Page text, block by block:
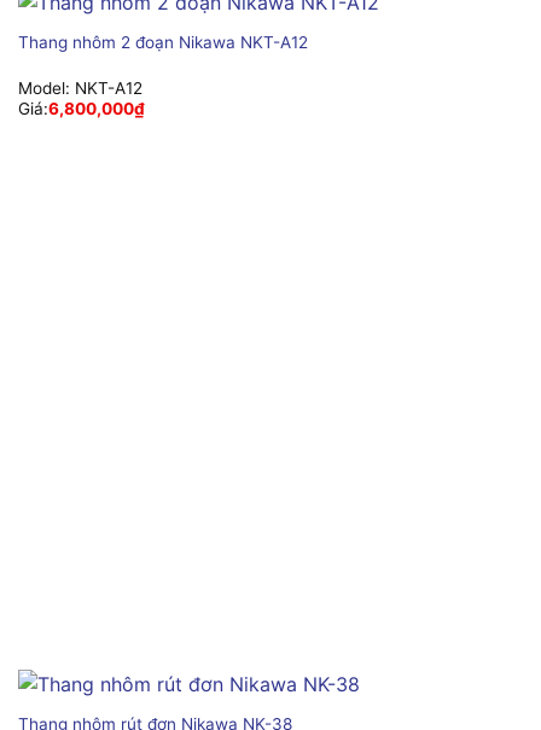
Thang nhôm 2 đoạn Nikawa NKT-A12
Model: NKT-A12
Giá:6,800,000₫
Thang nhôm rút đơn Nikawa NK-38